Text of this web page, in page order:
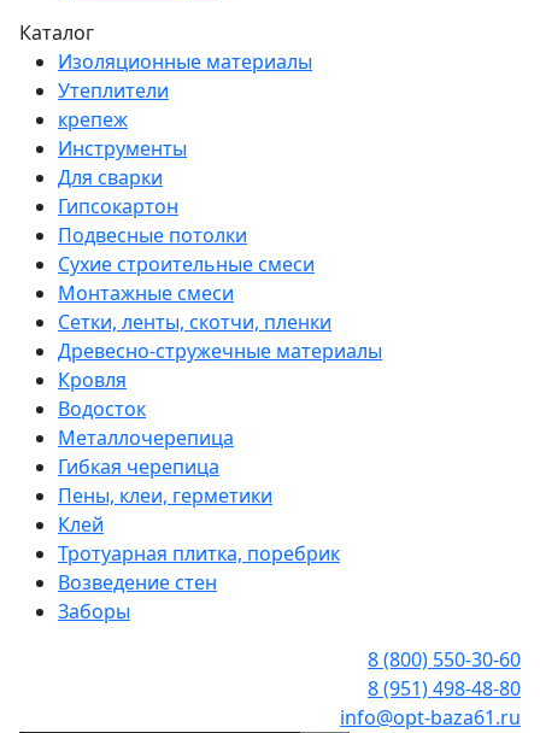
Каталог
Изоляционные материалы
Утеплители
крепеж
Инструменты
Для сварки
Гипсокартон
Подвесные потолки
Сухие строительные смеси
Монтажные смеси
Сетки, ленты, скотчи, пленки
Древесно-стружечные материалы
Кровля
Водосток
Металлочерепица
Гибкая черепица
Пены, клеи, герметики
Клей
Тротуарная плитка, поребрик
Возведение стен
Заборы
8 (800) 550-30-60
8 (951) 498-48-80
info@opt-baza61.ru